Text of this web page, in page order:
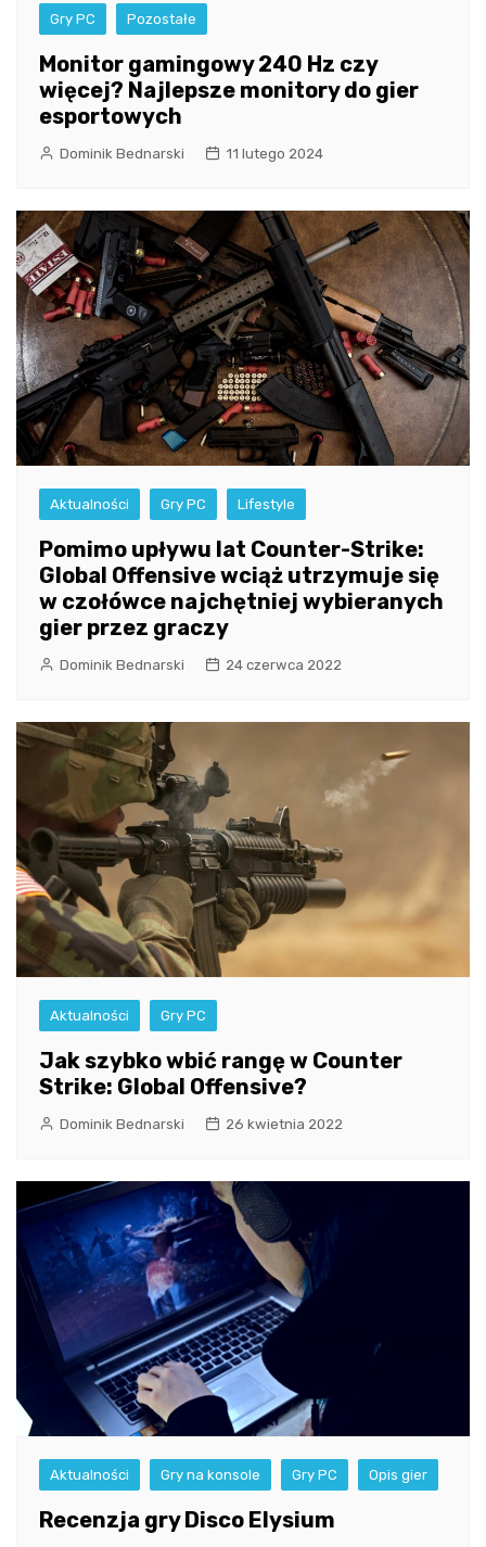
Gry PC Pozostałe
Monitor gamingowy 240 Hz czy
więcej? Najlepsze monitory do gier
esportowych
Dominik Bednarski 11 lutego 2024
Aktualności Gry PC Lifestyle
Pomimo upływu lat Counter-Strike:
Global Offensive wciąż utrzymuje się
w czołówce najchętniej wybieranych
gier przez graczy
Dominik Bednarski 24 czerwca 2022
Aktualności Gry PC
Jak szybko wbić rangę w Counter
Strike: Global Offensive?
Dominik Bednarski 26 kwietnia 2022
Aktualności Gry na konsole Gry PC Opis gier
Recenzja gry Disco Elysium